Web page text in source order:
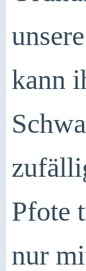
kann
Pfote
nur